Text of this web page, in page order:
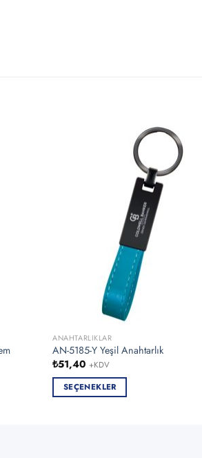
ANAHTARLIKLAR
AN-5185-Y Yeşil Anahtarlık
₺51,40 +KDV
SEÇENEKLER